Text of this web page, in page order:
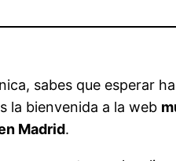
sabes que esperar
la bienvenida a la web
Madrid.